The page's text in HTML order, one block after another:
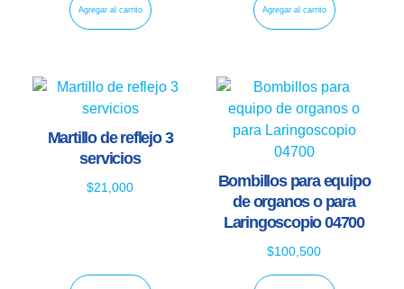
Agregar al carrito Agregar al carrito
Martillo de reflejo 3
servicios
$21,000
Bombillos para equipo
de organos o para
Laringoscopio 04700
$100,500